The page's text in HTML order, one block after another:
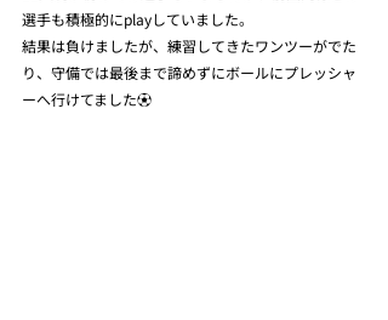
選手も積極的にplayしていました。
結果は負けましたが、練習してきたワンツーがでた
り、守備では最後まで諦めずにボールにプレッシャ
ーへ行けてました⚽️